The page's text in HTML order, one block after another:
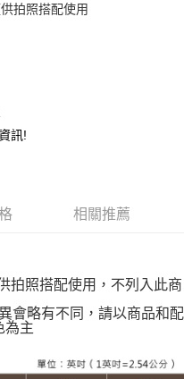
星展（台灣）商業銀行
費
費
費
拍照搭配使用
訊!
相關推薦
拍照搭配使用，不列入此商
會略有不同，請以商品和配
為主